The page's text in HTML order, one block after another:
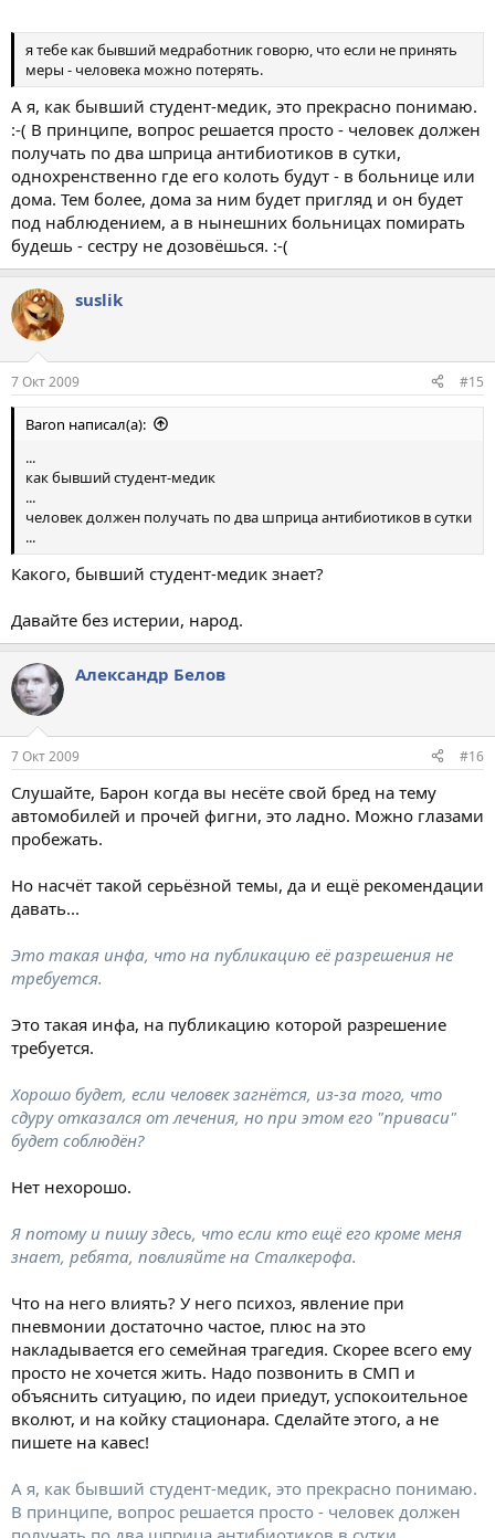
я тебе как бывший медработник говорю, что если не принять
меры - человека можно потерять.
А я, как бывший студент-медик, это прекрасно понимаю.
:-( В принципе, вопрос решается просто - человек должен
получать по два шприца антибиотиков в сутки,
однохренственно где его колоть будут - в больнице или
дома. Тем более, дома за ним будет пригляд и он будет
под наблюдением, а в нынешних больницах помирать
будешь - сестру не дозовёшься. :-(
suslik
7 Окт 2009 #15
Baron написал(а):
...
как бывший студент-медик
...
человек должен получать по два шприца антибиотиков в сутки
...
Какого, бывший студент-медик знает?
Давайте без истерии, народ.
Aлександр Белов
7 Окт 2009 #16
Слушайте, Барон когда вы несёте свой бред на тему
автомобилей и прочей фигни, это ладно. Можно глазами
пробежать.
Но насчёт такой серьёзной темы, да и ещё рекомендации
давать...
Это такая инфа, что на публикацию её разрешения не
требуется.
Это такая инфа, на публикацию которой разрешение
требуется.
Хорошо будет, если человек загнётся, из-за того, что
сдуру отказался от лечения, но при этом его "приваси"
будет соблюдён?
Нет нехорошо.
Я потому и пишу здесь, что если кто ещё его кроме меня
знает, ребята, повлияйте на Сталкерофа.
Что на него влиять? У него психоз, явление при
пневмонии достаточно частое, плюс на это
накладывается его семейная трагедия. Скорее всего ему
просто не хочется жить. Надо позвонить в СМП и
объяснить ситуацию, по идеи приедут, успокоительное
вколют, и на койку стационара. Сделайте этого, а не
пишете на кавес!
А я, как бывший студент-медик, это прекрасно понимаю.
В принципе, вопрос решается просто - человек должен